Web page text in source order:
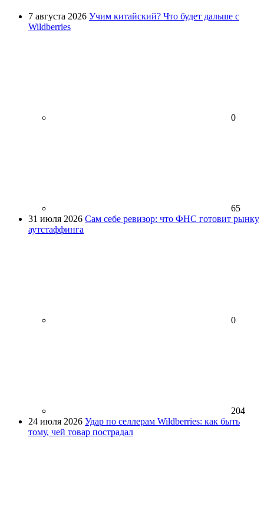
7 августа 2026 Учим китайский? Что будет дальше с
Wildberries
0
65
31 июля 2026 Сам себе ревизор: что ФНС готовит рынку
аутстаффинга
0
204
24 июля 2026 Удар по селлерам Wildberries: как быть
тому, чей товар пострадал